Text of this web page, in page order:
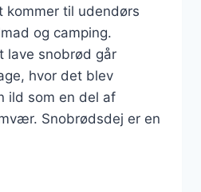
til udendørs
og camping.
lave snobrød går
hvor det blev
ild som en del af
Snobrødsdej er en